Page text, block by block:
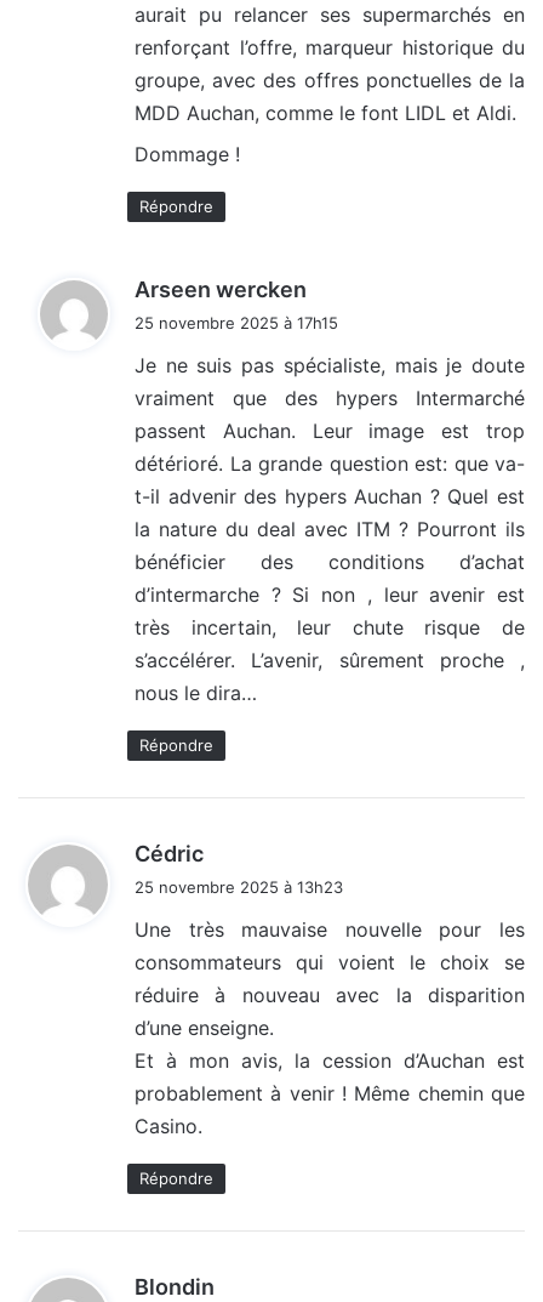
aurait pu relancer ses supermarchés en
renforçant l’offre, marqueur historique du
groupe, avec des offres ponctuelles de la
MDD Auchan, comme le font LIDL et Aldi.
Dommage !
Répondre
Arseen wercken
:
25 novembre 2025 à 17h15
Je ne suis pas spécialiste, mais je doute
vraiment que des hypers Intermarché
passent Auchan. Leur image est trop
détérioré. La grande question est: que va-
t-il advenir des hypers Auchan ? Quel est
la nature du deal avec ITM ? Pourront ils
bénéficier des conditions d’achat
d’intermarche ? Si non , leur avenir est
très incertain, leur chute risque de
s’accélérer. L’avenir, sûrement proche ,
nous le dira…
Répondre
Cédric
:
25 novembre 2025 à 13h23
Une très mauvaise nouvelle pour les
consommateurs qui voient le choix se
réduire à nouveau avec la disparition
d’une enseigne.
Et à mon avis, la cession d’Auchan est
probablement à venir ! Même chemin que
Casino.
Répondre
Blondin